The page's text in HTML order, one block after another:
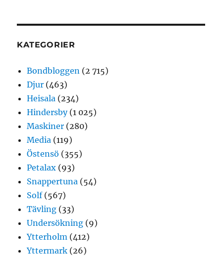
KATEGORIER
Bondbloggen (2 715)
Djur (463)
Heisala (234)
Hindersby(1 025)
Maskiner (280)
Media (119)
Östensö (355)
Petalax (93)
Snappertuna (54)
Solf(567)
Tävling (33)
Undersökning (9)
Ytterholm (412)
Yttermark (26)